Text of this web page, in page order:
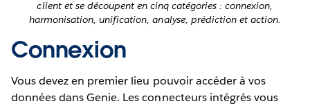
client et se découpent en cinq catégories : connexion,
harmonisation, unification, analyse, prédiction et action.
Connexion
Vous devez en premier lieu pouvoir accéder à vos
données dans Genie. Les connecteurs intégrés vous